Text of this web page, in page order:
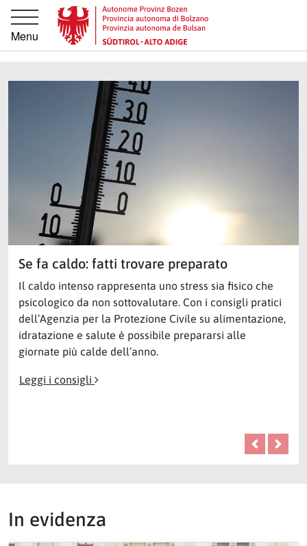
Vai direttamente alla navigazione principale
Vai al contenuto principale
Menu
Se fa caldo: fatti trovare preparato
Il caldo intenso rappresenta uno stress sia fisico che
psicologico da non sottovalutare. Con i consigli pratici
dell’Agenzia per la Protezione Civile su alimentazione,
idratazione e salute è possibile prepararsi alle
giornate più calde dell’anno.
Leggi i consigli
In evidenza